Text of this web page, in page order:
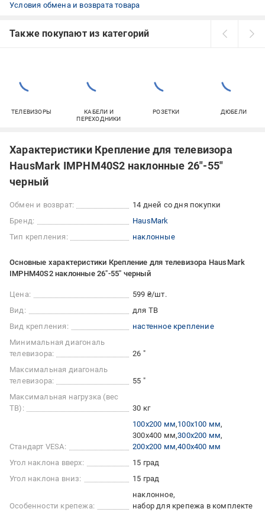
Условия обмена и возврата товара
Также покупают из категорий
ТЕЛЕВИЗОРЫ
КАБЕЛИ И
ПЕРЕХОДНИКИ
РОЗЕТКИ ДЮБЕЛИ
Характеристики Крепление для телевизора
HausMark IMPHM40S2 наклонные 26"-55"
черный
Обмен и возврат:
14 дней со дня покупки
Бренд:
HausMark
Тип крепления:
наклонные
Основные характеристики Крепление для телевизора HausMark
IMPHM40S2 наклонные 26"-55" черный
Цена:
599 ₴/шт.
Вид:
для ТВ
Вид крепления:
настенное крепление
Минимальная диагональ
телевизора:
26 "
Максимальная диагональ
телевизора:
55 "
Максимальная нагрузка (вес
ТВ):
30 кг
Стандарт VESA:
100x200 мм 100x100 мм
300x400 мм 300x200 мм
200x200 мм 400x400 мм
Угол наклона вверх:
15 град
Угол наклона вниз:
15 град
Особенности крепежа:
наклонное
набор для крепежа в комплекте